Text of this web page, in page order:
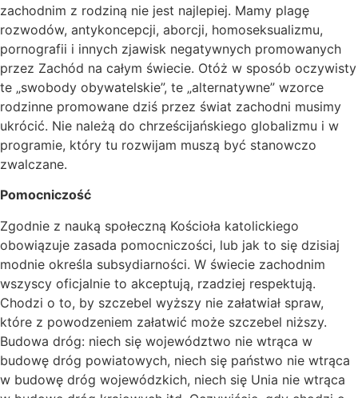
zachodnim z rodziną nie jest najlepiej. Mamy plagę
rozwodów, antykoncepcji, aborcji, homoseksualizmu,
pornografii i innych zjawisk negatywnych promowanych
przez Zachód na całym świecie. Otóż w sposób oczywisty
te „swobody obywatelskie”, te „alternatywne” wzorce
rodzinne promowane dziś przez świat zachodni musimy
ukrócić. Nie należą do chrześcijańskiego globalizmu i w
programie, który tu rozwijam muszą być stanowczo
zwalczane.
Pomocniczość
Zgodnie z nauką społeczną Kościoła katolickiego
obowiązuje zasada pomocniczości, lub jak to się dzisiaj
modnie określa subsydiarności. W świecie zachodnim
wszyscy oficjalnie to akceptują, rzadziej respektują.
Chodzi o to, by szczebel wyższy nie załatwiał spraw,
które z powodzeniem załatwić może szczebel niższy.
Budowa dróg: niech się województwo nie wtrąca w
budowę dróg powiatowych, niech się państwo nie wtrąca
w budowę dróg wojewódzkich, niech się Unia nie wtrąca